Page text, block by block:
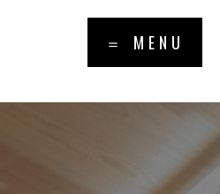
＝ MENU
×